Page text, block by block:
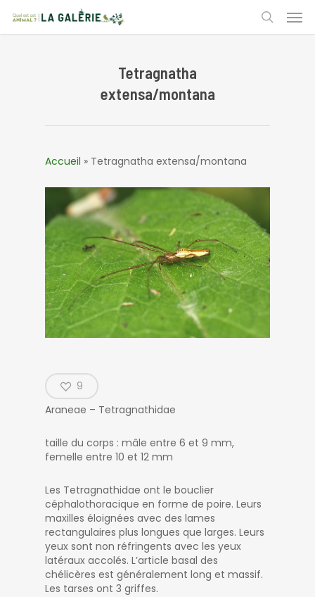
main
search
Tetragnatha
extensa/montana
Accueil » Tetragnatha extensa/montana
9
Araneae – Tetragnathidae
taille du corps : mâle entre 6 et 9 mm,
femelle entre 10 et 12 mm
Les Tetragnathidae ont le bouclier
céphalothoracique en forme de poire. Leurs
maxilles éloignées avec des lames
rectangulaires plus longues que larges. Leurs
yeux sont non réfringents avec les yeux
latéraux accolés. L’article basal des
chélicères est généralement long et massif.
Les tarses ont 3 griffes.